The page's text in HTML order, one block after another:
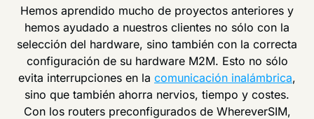
Hemos aprendido mucho de proyectos anteriores y
hemos ayudado a nuestros clientes no sólo con la
selección del hardware, sino también con la correcta
configuración de su hardware M2M. Esto no sólo
evita interrupciones en la comunicación inalámbrica,
sino que también ahorra nervios, tiempo y costes.
Con los routers preconfigurados de WhereverSIM,